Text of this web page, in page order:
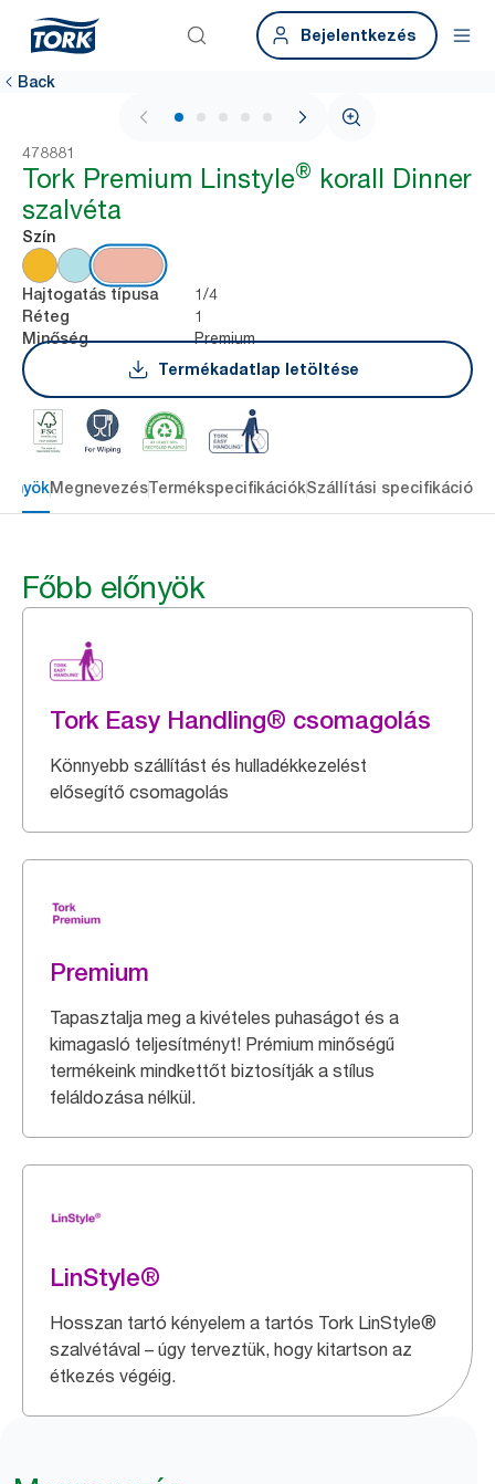
Bejelentkezés
Back
1 / 5
478881
Tork Premium Linstyle® korall Dinner
szalvéta
Szín
Hajtogatás típusa 1/4
Réteg 1
Minőség
Premium
Termékadatlap letöltése
MegnevezésTermékspecifikációkSzállítási specifikációk
Főbb előnyök
Tork Easy Handling® csomagolás
Könnyebb szállítást és hulladékkezelést
elősegítő csomagolás
Premium
Tapasztalja meg a kivételes puhaságot és a
kimagasló teljesítményt! Prémium minőségű
termékeink mindkettőt biztosítják a stílus
feláldozása nélkül.
LinStyle®
Hosszan tartó kényelem a tartós Tork LinStyle®
szalvétával – úgy terveztük, hogy kitartson az
étkezés végéig.